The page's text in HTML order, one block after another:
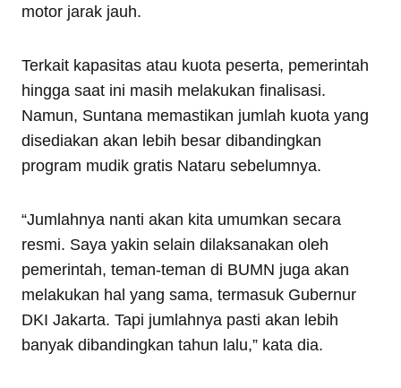
motor jarak jauh.
Terkait kapasitas atau kuota peserta, pemerintah
hingga saat ini masih melakukan finalisasi.
Namun, Suntana memastikan jumlah kuota yang
disediakan akan lebih besar dibandingkan
program mudik gratis Nataru sebelumnya.
“Jumlahnya nanti akan kita umumkan secara
resmi. Saya yakin selain dilaksanakan oleh
pemerintah, teman-teman di BUMN juga akan
melakukan hal yang sama, termasuk Gubernur
DKI Jakarta. Tapi jumlahnya pasti akan lebih
banyak dibandingkan tahun lalu,” kata dia.